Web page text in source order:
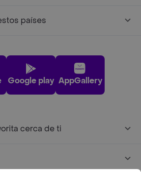
países
Google play AppGallery
cerca de ti